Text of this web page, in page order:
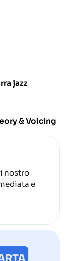
jazz
& Voicing
nostro
e